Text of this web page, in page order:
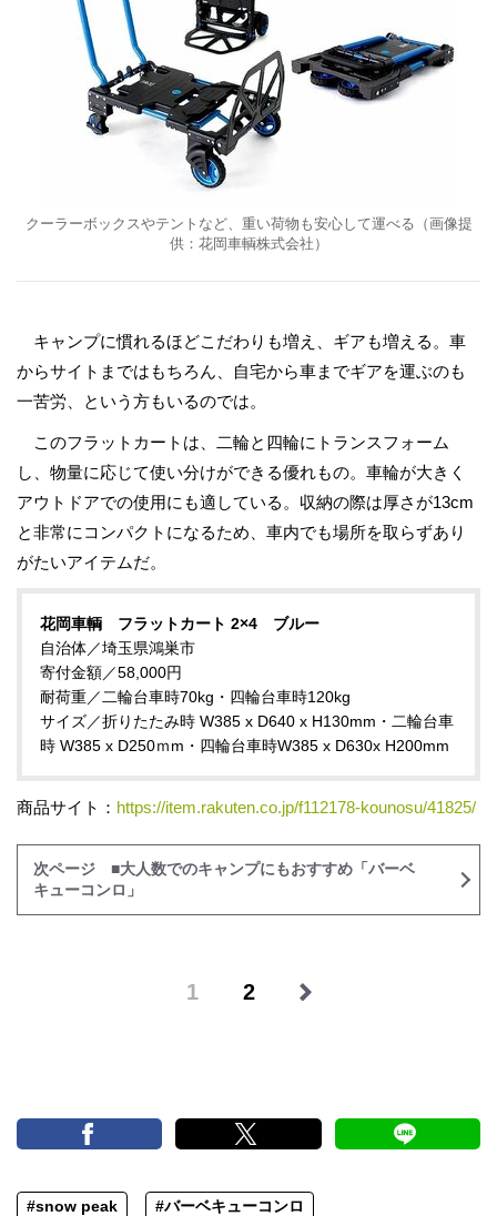
クーラーボックスやテントなど、重い荷物も安心して運べる（画像提
供：花岡車輌株式会社）
キャンプに慣れるほどこだわりも増え、ギアも増える。車
からサイトまではもちろん、自宅から車までギアを運ぶのも
一苦労、という方もいるのでは。
このフラットカートは、二輪と四輪にトランスフォーム
し、物量に応じて使い分けができる優れもの。車輪が大きく
アウトドアでの使用にも適している。収納の際は厚さが13cm
と非常にコンパクトになるため、車内でも場所を取らずあり
がたいアイテムだ。
花岡車輌 フラットカート 2×4 ブルー
自治体／埼玉県鴻巣市
寄付金額／58,000円
耐荷重／二輪台車時70kg・四輪台車時120kg
サイズ／折りたたみ時 W385 x D640 x H130mm・二輪台車
時 W385 x D250ｍm・四輪台車時W385 x D630x H200mm
商品サイト： https://item.rakuten.co.jp/f112178-kounosu/41825/
次ページ ■大人数でのキャンプにもおすすめ「バーベ
キューコンロ」
1 2
#snow peak #バーベキューコンロ